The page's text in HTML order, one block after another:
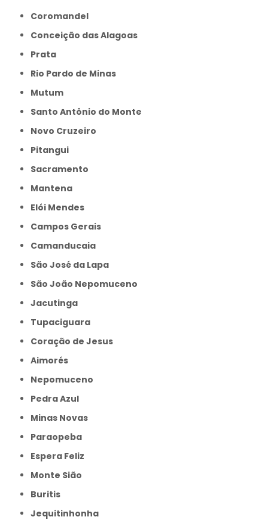
Coromandel
Conceição das Alagoas
Prata
Rio Pardo de Minas
Mutum
Santo Antônio do Monte
Novo Cruzeiro
Pitangui
Sacramento
Mantena
Elói Mendes
Campos Gerais
Camanducaia
São José da Lapa
São João Nepomuceno
Jacutinga
Tupaciguara
Coração de Jesus
Aimorés
Nepomuceno
Pedra Azul
Minas Novas
Paraopeba
Espera Feliz
Monte Sião
Buritis
Jequitinhonha